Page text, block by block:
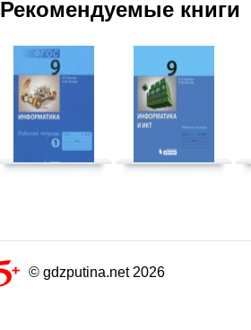
Рекомендуемые книги
© gdzputina.net 2026